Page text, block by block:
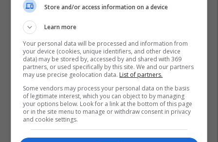
Shpirti Binjak
Store and/or access information on a device
Learn more
Your personal data will be processed and information from
your device (cookies, unique identifiers, and other device
data) may be stored by, accessed by and shared with 369
partners, or used specifically by this site. We and our partners
may use precise geolocation data. List of partners.
Some vendors may process your personal data on the basis
of legitimate interest, which you can object to by managing
your options below. Look for a link at the bottom of this page
or in the site menu to manage or withdraw consent in privacy
and cookie settings.